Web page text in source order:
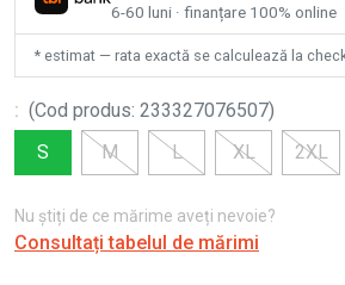
6-60 luni · finanțare 100% online
* estimat — rata exactă se calculează la
: (Cod produs: 233327076507)
S
M L XL 2XL
Nu știți de ce mărime aveți nevoie?
Consultați tabelul de mărimi